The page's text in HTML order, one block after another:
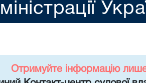
Отримуйте інформацію